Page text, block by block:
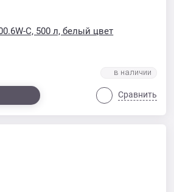
C, 500 л, белый цвет
Сравнить